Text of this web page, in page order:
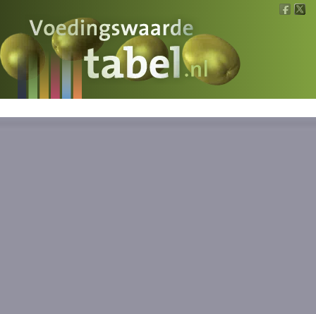
Voedingswaarde
Wat is wat?